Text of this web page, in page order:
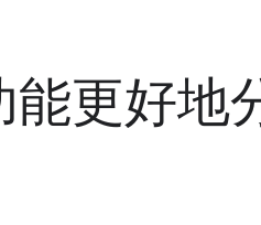
更好地